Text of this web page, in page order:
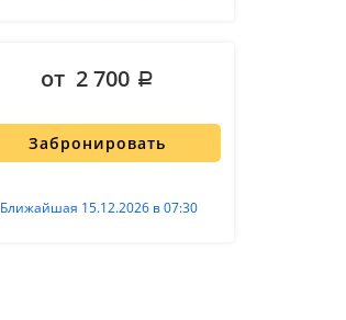
Забронировать
Ближайшая 15.12.2026 в 07:30
от 2 700